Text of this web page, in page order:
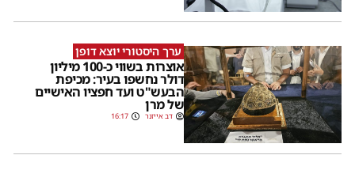
ערך היסטורי יוצא דופן
אוצרות בשווי כ-100 מיליון
דולר נחשפו בעיר: מכיפת
הבעש"ט ועד חפציו האישיים
של מרן
דב אייזנר 16:17